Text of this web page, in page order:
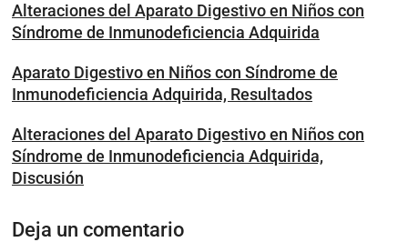
Alteraciones del Aparato Digestivo en Niños con
Síndrome de Inmunodeficiencia Adquirida
Aparato Digestivo en Niños con Síndrome de
Inmunodeficiencia Adquirida, Resultados
Alteraciones del Aparato Digestivo en Niños con
Síndrome de Inmunodeficiencia Adquirida,
Discusión
Deja un comentario